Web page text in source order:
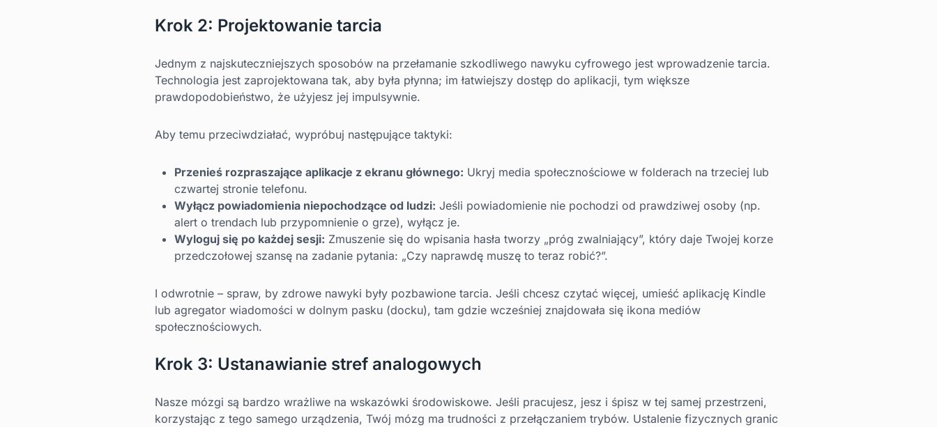
Krok 2: Projektowanie tarcia
Jednym z najskuteczniejszych sposobów na przełamanie szkodliwego nawyku cyfrowego jest wprowadzenie tarcia.
Technologia jest zaprojektowana tak, aby była płynna; im łatwiejszy dostęp do aplikacji, tym większe
prawdopodobieństwo, że użyjesz jej impulsywnie.
Aby temu przeciwdziałać, wypróbuj następujące taktyki:
Przenieś rozpraszające aplikacje z ekranu głównego: Ukryj media społecznościowe w folderach na trzeciej lub
czwartej stronie telefonu.
Wyłącz powiadomienia niepochodzące od ludzi: Jeśli powiadomienie nie pochodzi od prawdziwej osoby (np.
alert o trendach lub przypomnienie o grze), wyłącz je.
Wyloguj się po każdej sesji: Zmuszenie się do wpisania hasła tworzy „próg zwalniający”, który daje Twojej korze
przedczołowej szansę na zadanie pytania: „Czy naprawdę muszę to teraz robić?”.
I odwrotnie – spraw, by zdrowe nawyki były pozbawione tarcia. Jeśli chcesz czytać więcej, umieść aplikację Kindle
lub agregator wiadomości w dolnym pasku (docku), tam gdzie wcześniej znajdowała się ikona mediów
społecznościowych.
Krok 3: Ustanawianie stref analogowych
Nasze mózgi są bardzo wrażliwe na wskazówki środowiskowe. Jeśli pracujesz, jesz i śpisz w tej samej przestrzeni,
korzystając z tego samego urządzenia, Twój mózg ma trudności z przełączaniem trybów. Ustalenie fizycznych granic